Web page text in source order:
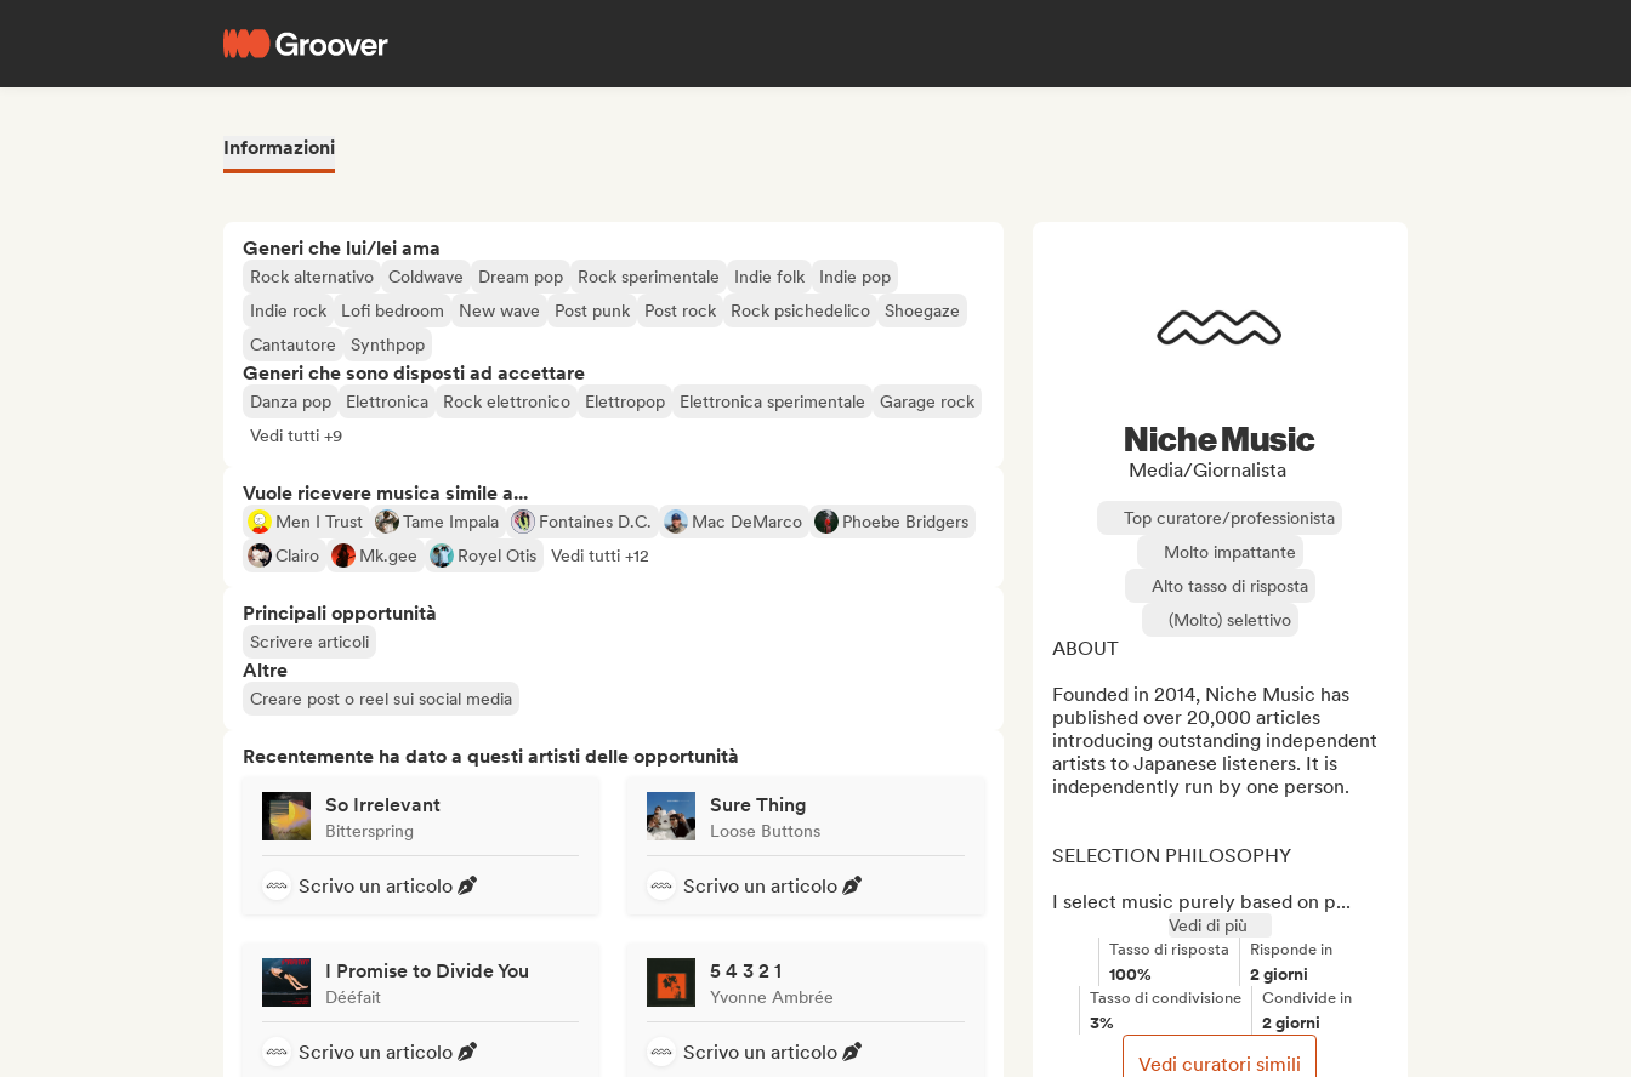
Informazioni
Generi che lui/lei ama
Rock alternativo Coldwave Dream pop Rock sperimentale Indie folk
Indie pop
Indie rock
Lofi bedroom New wave Post punk Post rock Rock psichedelico
Shoegaze
Cantautore
Synthpop
Generi che sono disposti ad accettare
Danza pop Elettronica Rock elettronico Elettropop Elettronica sperimentale
Garage rock
Vedi tutti +9
Vuole ricevere musica simile a...
Men I Trust Tame Impala Fontaines D.C. Mac DeMarco
Phoebe Bridgers
Clairo
Mk.gee Royel Otis Vedi tutti +12
Principali opportunità
Scrivere articoli
Altre
Creare post o reel sui social media
Recentemente ha dato a questi artisti delle opportunità
So Irrelevant
Bitterspring
Scrivo un articolo
Sure Thing
Loose Buttons
Scrivo un articolo
I Promise to Divide You
Dééfait
Scrivo un articolo
5 4 3 2 1
Yvonne Ambrée
Scrivo un articolo
Niche Music
Media/Giornalista
Top curatore/professionista
Molto impattante
Alto tasso di risposta
(Molto) selettivo
ABOUT
Founded in 2014, Niche Music has
published over 20,000 articles
introducing outstanding independent
artists to Japanese listeners. It is
independently run by one person.
SELECTION PHILOSOPHY
I select music purely based on p...
Vedi di più
Tasso di risposta
100%
Risponde in
2 giorni
Tasso di condivisione
3%
Condivide in
2 giorni
Vedi curatori simili